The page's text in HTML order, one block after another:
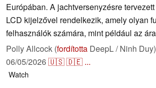
Európában. A jachtversenyzésre
LCD kijelzővel rendelkezik, amely olyan
felhasználók számára, mint például az
Polly Allcock (fordította DeepL / Ninh
06/05/2026🇺🇸🇩🇪 ...
Watch